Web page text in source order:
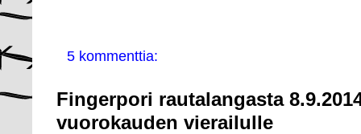
5 kommenttia:
Fingerpori rautalangasta
vuorokauden vierailulle